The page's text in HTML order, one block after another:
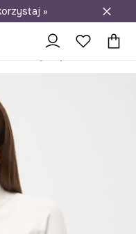
salonów
»